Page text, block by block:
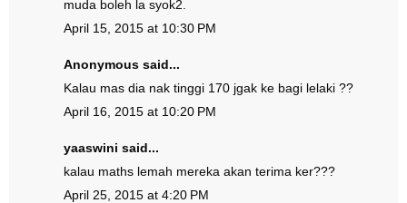
muda boleh la syok2.
April 15, 2015 at 10:30 PM
Anonymous said...
Kalau mas dia nak tinggi 170 jgak ke bagi lelaki ??
April 16, 2015 at 10:20 PM
yaaswini said...
kalau maths lemah mereka akan terima ker???
April 25, 2015 at 4:20 PM